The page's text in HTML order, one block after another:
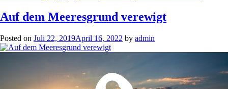
Auf dem Meeresgrund verewigt
Posted on Juli 22, 2019April 16, 2022 by admin